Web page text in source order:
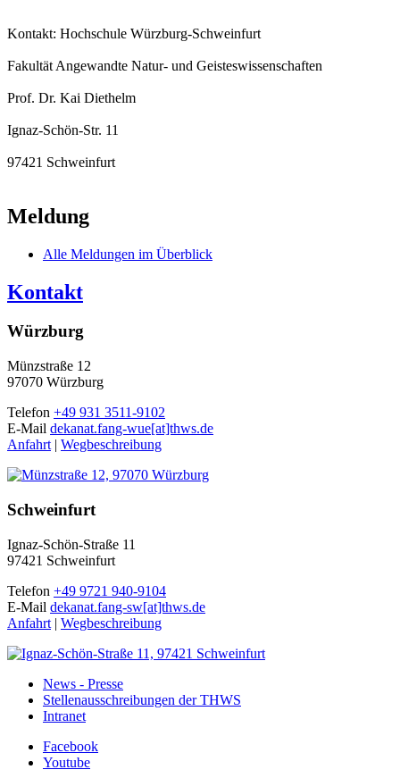
Kontakt: Hochschule Würzburg-Schweinfurt
Fakultät Angewandte Natur- und Geisteswissenschaften
Prof. Dr. Kai Diethelm
Ignaz-Schön-Str. 11
97421 Schweinfurt
Meldung
Alle Meldungen im Überblick
Kontakt
Würzburg
Münzstraße 12
97070 Würzburg
Telefon +49 931 3511-9102
E-Mail dekanat.fang-wue[at]thws.de
Anfahrt | Wegbeschreibung
Schweinfurt
Ignaz-Schön-Straße 11
97421 Schweinfurt
Telefon +49 9721 940-9104
E-Mail dekanat.fang-sw[at]thws.de
Anfahrt | Wegbeschreibung
News - Presse
Stellenausschreibungen der THWS
Intranet
Facebook
Youtube